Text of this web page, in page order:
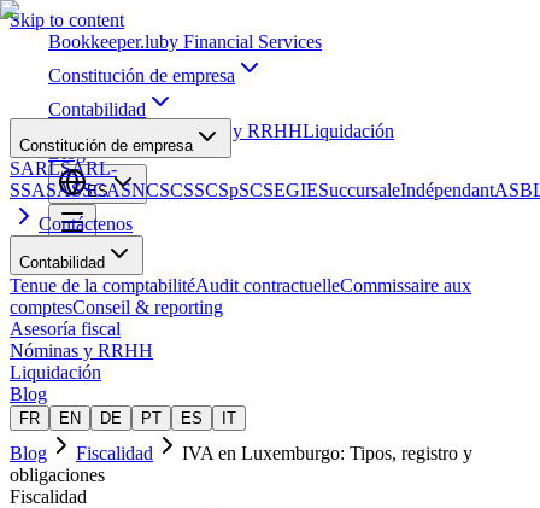
Skip to content
Bookkeeper.luby Financial Services
Constitución de empresa
Contabilidad
Nóminas y RRHHLiquidación
Blog
ES
Constitución de empresa
SARLSARL-
SSASASSCASNCSCSSCSpSCSEGIESuccursaleIndépendant
Contáctenos
Contabilidad
Tenue de la comptabilitéAudit contractuelleCommissaire aux
comptesConseil & reporting
Asesoría fiscal
Nóminas y RRHH
Liquidación
Blog
FR EN DE PT ES IT
Blog Fiscalidad
IVA en Luxemburgo: Tipos, registro y
obligaciones
Fiscalidad